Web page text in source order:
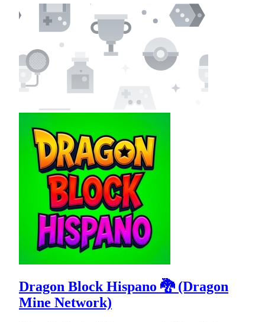
Dragon Block Hispano 🐉 (Dragon
Mine Network)